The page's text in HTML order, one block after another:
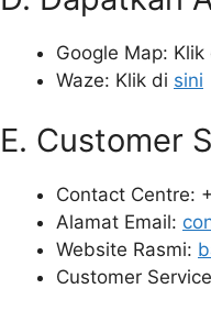
Google Map: Klik
Waze: Klik di sini
E. Customer
Contact Centre:
Alamat Email:
Website Rasmi:
Customer